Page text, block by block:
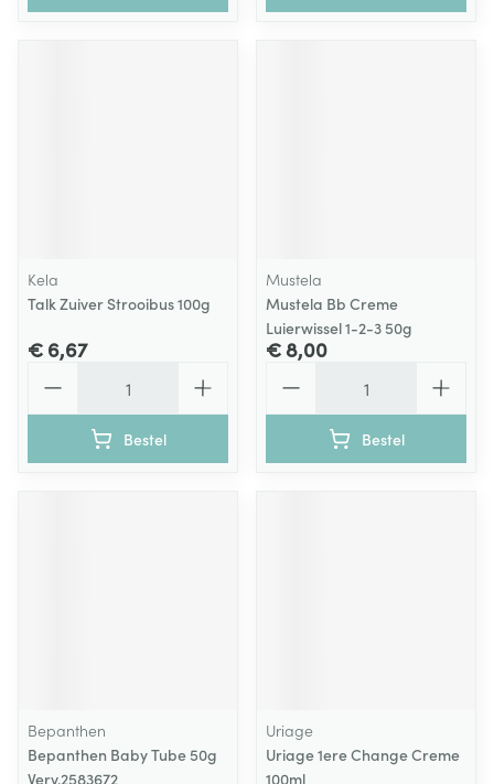
Kela
Talk Zuiver Strooibus 100g
€ 6,67
Bestel
Mustela
Mustela Bb Creme
Luierwissel 1-2-3 50g
€ 8,00
Bestel
Bepanthen
Bepanthen Baby Tube 50g
Verv.2583672
Uriage
Uriage 1ere Change Creme
100ml